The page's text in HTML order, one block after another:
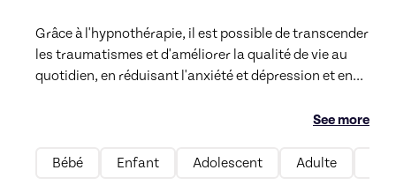
Grâce à l'hypnothérapie, il est possible de transcender
les traumatismes et d'améliorer la qualité de vie au
quotidien, en réduisant l'anxiété et dépression et en...
See more
Bébé Enfant Adolescent Adulte